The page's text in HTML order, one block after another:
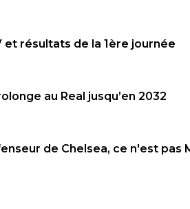
et résultats de la 1ère journée
au Real jusqu’en 2032
de Chelsea, ce n'est pas